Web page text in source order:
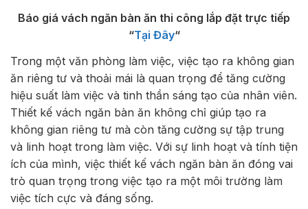
Báo giá vách ngăn bàn ăn thi công lắp đặt trực tiếp
“Tại Đây“
Trong một văn phòng làm việc, việc tạo ra không gian
ăn riêng tư và thoải mái là quan trọng để tăng cường
hiệu suất làm việc và tinh thần sáng tạo của nhân viên.
Thiết kế vách ngăn bàn ăn không chỉ giúp tạo ra
không gian riêng tư mà còn tăng cường sự tập trung
và linh hoạt trong làm việc. Với sự linh hoạt và tính tiện
ích của mình, việc thiết kế vách ngăn bàn ăn đóng vai
trò quan trọng trong việc tạo ra một môi trường làm
việc tích cực và đáng sống.